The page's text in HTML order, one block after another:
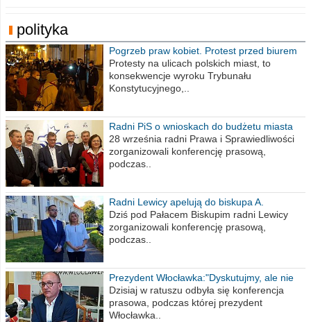
polityka
Pogrzeb praw kobiet. Protest przed biurem
poselskim PiS
Protesty na ulicach polskich miast, to
konsekwencje wyroku Trybunału
Konstytucyjnego,..
Radni PiS o wnioskach do budżetu miasta
na 2021 rok
28 września radni Prawa i Sprawiedliwości
zorganizowali konferencję prasową,
podczas..
Radni Lewicy apelują do biskupa A.
Wiesława Meringa
Dziś pod Pałacem Biskupim radni Lewicy
zorganizowali konferencję prasową,
podczas..
Prezydent Włocławka:"Dyskutujmy, ale nie
obrażajmy się”
Dzisiaj w ratuszu odbyła się konferencja
prasowa, podczas której prezydent
Włocławka..